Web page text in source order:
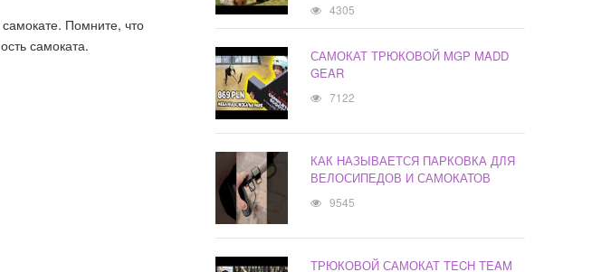
Помните, что
самоката.
4305
САМОКАТ ТРЮКОВОЙ MGP MADD
GEAR
7122
КАК НАЗЫВАЕТСЯ ПАРКОВКА ДЛЯ
ВЕЛОСИПЕДОВ И САМОКАТОВ
9545
ТРЮКОВОЙ САМОКАТ TECH TEAM